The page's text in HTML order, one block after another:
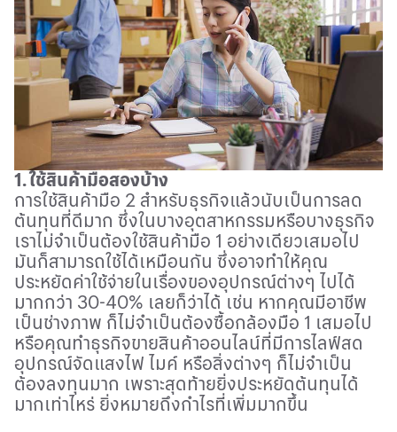
1.ใช้สินค้ามือสองบ้าง
การใช้สินค้ามือ 2 สำหรับธุรกิจแล้วนับเป็นการลด
ต้นทุนที่ดีมาก ซึ่งในบางอุตสาหกรรมหรือบางธุรกิจ
เราไม่จำเป็นต้องใช้สินค้ามือ 1 อย่างเดียวเสมอไป
มันก็สามารถใช้ได้เหมือนกัน ซึ่งอาจทำให้คุณ
ประหยัดค่าใช้จ่ายในเรื่องของอุปกรณ์ต่างๆ ไปได้
มากกว่า 30-40% เลยก็ว่าได้ เช่น หากคุณมีอาชีพ
เป็นช่างภาพ ก็ไม่จำเป็นต้องซื้อกล้องมือ 1 เสมอไป
หรือคุณทำธุรกิจขายสินค้าออนไลน์ที่มีการไลฟ์สด
อุปกรณ์จัดแสงไฟ ไมค์ หรือสิ่งต่างๆ ก็ไม่จำเป็น
ต้องลงทุนมาก เพราะสุดท้ายยิ่งประหยัดต้นทุนได้
มากเท่าไหร่ ยิ่งหมายถึงกำไรที่เพิ่มมากขึ้น